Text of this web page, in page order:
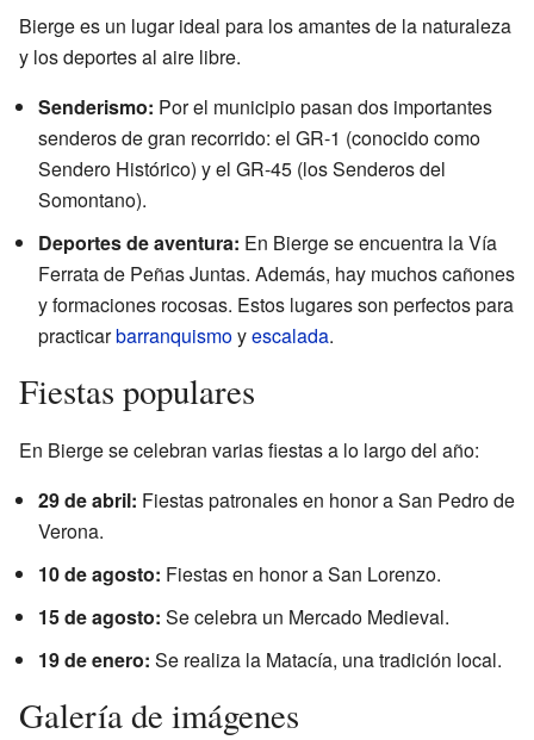
Bierge es un lugar ideal para los amantes de la naturaleza
y los deportes al aire libre.
Senderismo: Por el municipio pasan dos importantes
senderos de gran recorrido: el GR-1 (conocido como
Sendero Histórico) y el GR-45 (los Senderos del
Somontano).
Deportes de aventura: En Bierge se encuentra la Vía
Ferrata de Peñas Juntas. Además, hay muchos cañones
y formaciones rocosas. Estos lugares son perfectos para
practicarbarranquismoyescalada.
Fiestas populares
En Bierge se celebran varias fiestas a lo largo del año:
29 de abril: Fiestas patronales en honor a San Pedro de
Verona.
10 de agosto: Fiestas en honor a San Lorenzo.
15 de agosto: Se celebra un Mercado Medieval.
19 de enero: Se realiza la Matacía, una tradición local.
Galería de imágenes